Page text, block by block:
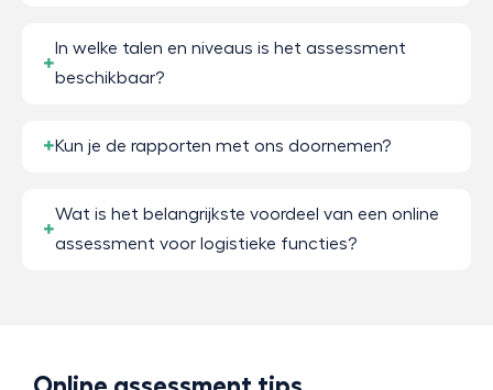
In welke talen en niveaus is het assessment
beschikbaar?
Kun je de rapporten met ons doornemen?
Wat is het belangrijkste voordeel van een online
assessment voor logistieke functies?